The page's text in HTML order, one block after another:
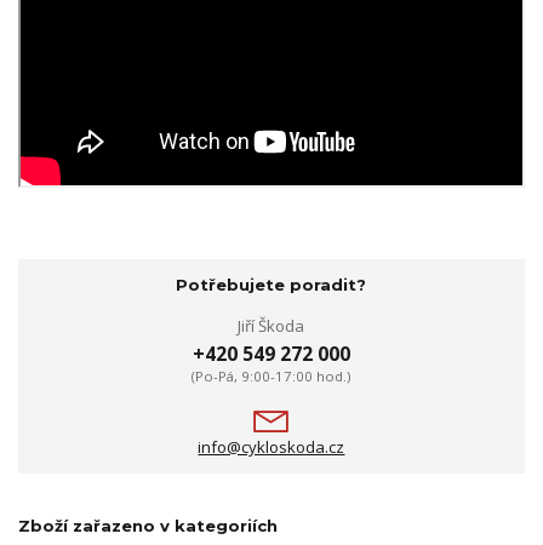
Potřebujete poradit?
Jiří Škoda
+420 549 272 000
(Po-Pá, 9:00-17:00 hod.)
info@cykloskoda.cz
Zboží zařazeno v kategoriích